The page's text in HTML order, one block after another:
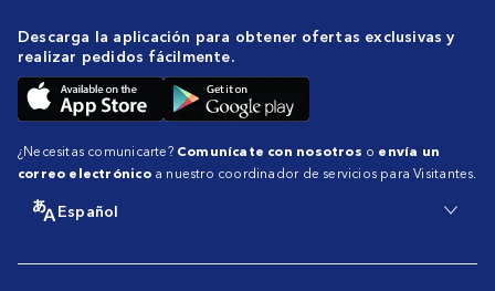
Descarga la aplicación para obtener ofertas exclusivas y
realizar pedidos fácilmente.
¿Necesitas comunicarte? Comunícate con nosotros o envía un
correo electrónicoa nuestro coordinador de servicios para Visitantes.
Español